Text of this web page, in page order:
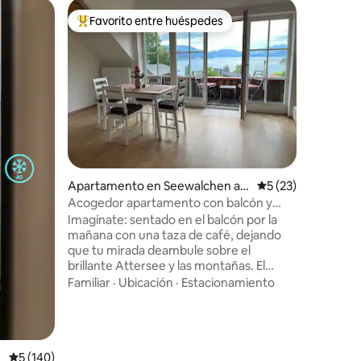
Calificación promedio: 5 de 5, 140 reseñas
5 (140)
Favorito entre huéspedes preferido
Favorito entre huéspedes
Apartamento en Seewalchen a
m Attersee
Calificación
5 (23)
Acogedor apartamento con balcón y
vistas al lago
Imagínate: sentado en el balcón por la
mañana con una taza de café, dejando
que tu mirada deambule sobre el
brillante Attersee y las montañas. El
acogedor apartamento ofrece mucho
Familiar · Ubicación · Estacionamiento